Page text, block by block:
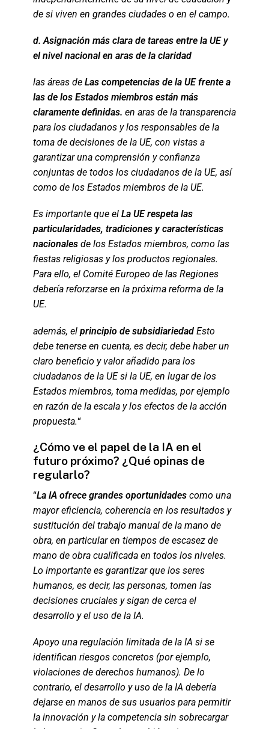
de si viven en grandes ciudades o en el campo.
d. Asignación más clara de tareas entre la UE y
el nivel nacional en aras de la claridad
las áreas de Las competencias de la UE frente a
las de los Estados miembros están más
claramente definidas. en aras de la transparencia
para los ciudadanos y los responsables de la
toma de decisiones de la UE, con vistas a
garantizar una comprensión y confianza
conjuntas de todos los ciudadanos de la UE, así
como de los Estados miembros de la UE.
Es importante que el La UE respeta las
particularidades, tradiciones y características
nacionales de los Estados miembros, como las
fiestas religiosas y los productos regionales.
Para ello, el Comité Europeo de las Regiones
debería reforzarse en la próxima reforma de la
UE.
además, el principio de subsidiariedad Esto
debe tenerse en cuenta, es decir, debe haber un
claro beneficio y valor añadido para los
ciudadanos de la UE si la UE, en lugar de los
Estados miembros, toma medidas, por ejemplo
en razón de la escala y los efectos de la acción
propuesta.“
¿Cómo ve el papel de la IA en el
futuro próximo? ¿Qué opinas de
regularlo?
“La IA ofrece grandes oportunidades como una
mayor eficiencia, coherencia en los resultados y
sustitución del trabajo manual de la mano de
obra, en particular en tiempos de escasez de
mano de obra cualificada en todos los niveles.
Lo importante es garantizar que los seres
humanos, es decir, las personas, tomen las
decisiones cruciales y sigan de cerca el
desarrollo y el uso de la IA.
Apoyo una regulación limitada de la IA si se
identifican riesgos concretos (por ejemplo,
violaciones de derechos humanos). De lo
contrario, el desarrollo y uso de la IA debería
dejarse en manos de sus usuarios para permitir
la innovación y la competencia sin sobrecargar